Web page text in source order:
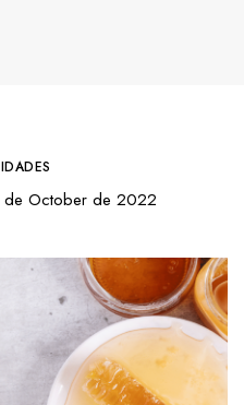
de October de 2022